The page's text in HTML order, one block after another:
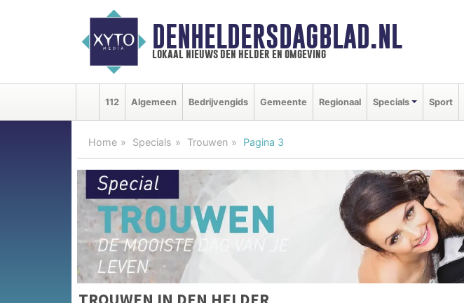
DENHELDERSDAGBLAD.NL
lokaal nieuws den helder en omgeving
112 Algemeen Bedrijvengids Gemeente Regionaal Specials Sport
Home Specials Trouwen Pagina 3